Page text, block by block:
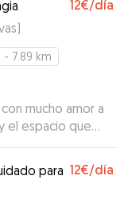
12€/día
)
- 7.89 km
mucho amor a
el espacio que
bien para que
Repetiremos
para 12€/día